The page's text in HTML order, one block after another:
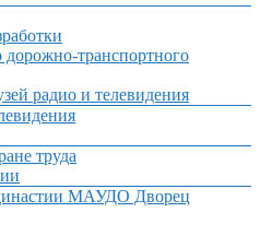
дорожно-транспортного
радио и телевидения
труда
МАУДО Дворец